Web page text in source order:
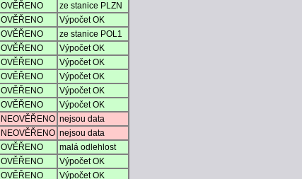
OVĚŘENO
ze stanice PLZN
OVĚŘENO
Výpočet OK
OVĚŘENO
ze stanice POL1
OVĚŘENO
Výpočet OK
OVĚŘENO
Výpočet OK
OVĚŘENO
Výpočet OK
OVĚŘENO
Výpočet OK
OVĚŘENO
Výpočet OK
NEOVĚŘENO nejsou data
NEOVĚŘENO nejsou data
OVĚŘENO
malá odlehlost
OVĚŘENO
Výpočet OK
OVĚŘENO Výpočet OK